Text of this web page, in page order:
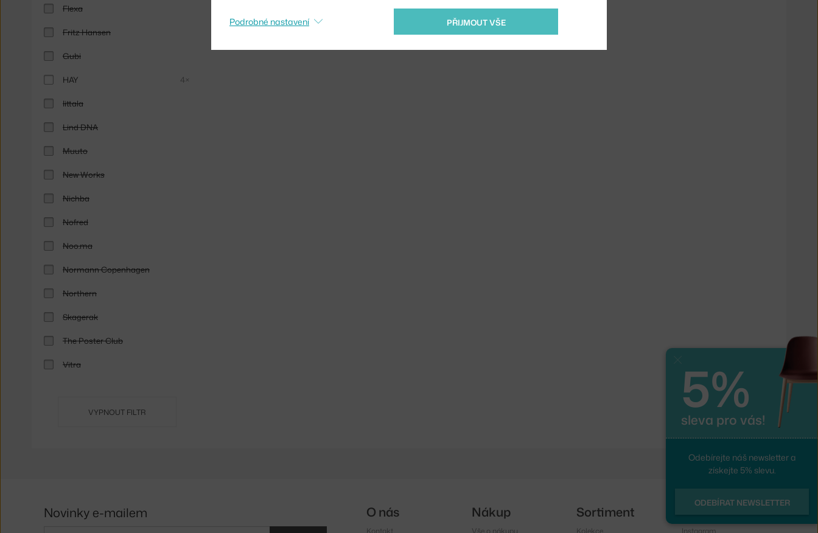
Flexa
Fritz Hansen
Gubi
HAY 4×
Iittala
Lind DNA
Muuto
New Works
Nichba
Nofred
Noo.ma
Normann Copenhagen
Northern
Skagerak
The Poster Club
Vitra
VYPNOUT FILTR
PŘIJMOUT VŠE
Podrobné nastavení
5%
sleva pro vás!
Odebírejte náš newsletter a
získejte 5% slevu.
ODEBÍRAT NEWSLETTER
Novinky e-mailem O nás
Kontakt
Nákup
Vše o nákupu
Sortiment
Kolekce
Sledujte nás
Instagram